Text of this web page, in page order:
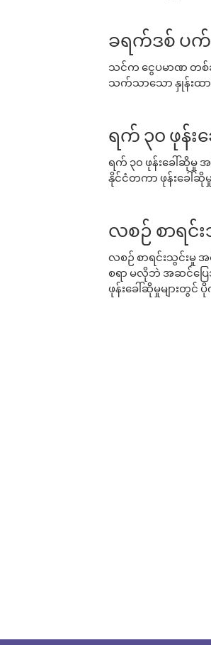
ခရက်ဒစ် ပက်
သင်က ငွေပမာဏ တစ်
သက်သာသော နှုန်းထား
ရက် ၃၀ ဖုန်း
ရက် ၃၀ ဖုန်းခေါ်ဆိုမှု
နိုင်ငံတကာ ဖုန်းခေါ်
လစဉ် စာရင်
လစဉ် စာရင်းသွင်းမှု
စရာ မလိုဘဲ အဆင်ပြ
ဖုန်းခေါ်ဆိုမှုများတွ